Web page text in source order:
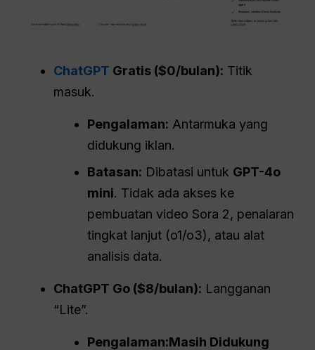
ChatGPT Gratis ($0/bulan): Titik
masuk.
Pengalaman: Antarmuka yang
didukung iklan.
Batasan: Dibatasi untuk GPT-4o
mini. Tidak ada akses ke
pembuatan video Sora 2, penalaran
tingkat lanjut (o1/o3), atau alat
analisis data.
ChatGPT Go ($8/bulan): Langganan
“Lite”.
Pengalaman:Masih Didukung